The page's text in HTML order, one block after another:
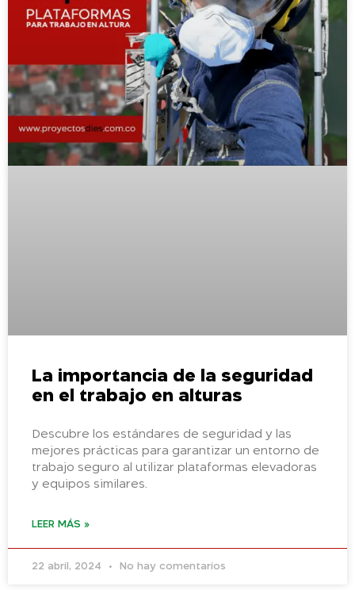
La importancia de la seguridad
en el trabajo en alturas
Descubre los estándares de seguridad y las
mejores prácticas para garantizar un entorno de
trabajo seguro al utilizar plataformas elevadoras
y equipos similares.
LEER MÁS »
22 abril, 2024 No hay comentarios